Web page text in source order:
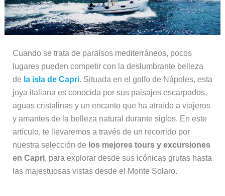
Cuando se trata de paraísos mediterráneos, pocos
lugares pueden competir con la deslumbrante belleza
de la isla de Capri. Situada en el golfo de Nápoles, esta
joya italiana es conocida por sus paisajes escarpados,
aguas cristalinas y un encanto que ha atraído a viajeros
y amantes de la belleza natural durante siglos. En este
artículo, te llevaremos a través de un recorrido por
nuestra selección de los mejores tours y excursiones
en Capri, para explorar desde sus icónicas grutas hasta
las majestuosas vistas desde el Monte Solaro.